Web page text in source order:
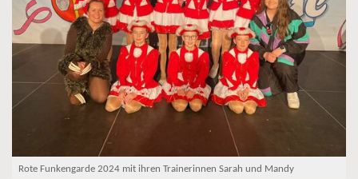
Rote Funkengarde 2024 mit ihren Trainerinnen Sarah und Mandy